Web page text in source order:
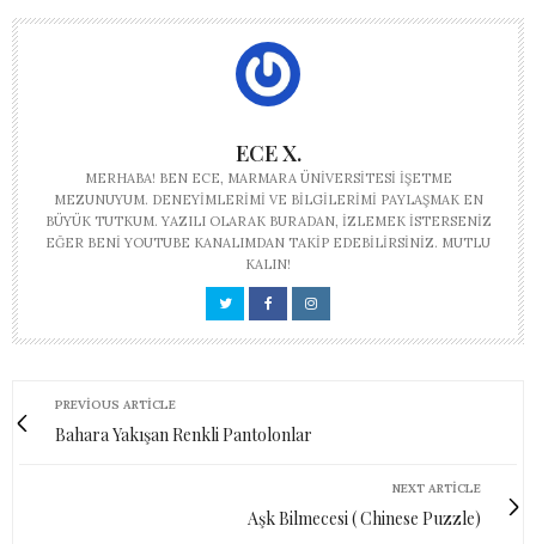
ECE X.
MERHABA! BEN ECE, MARMARA ÜNIVERSITESI İŞETME
MEZUNUYUM. DENEYIMLERIMI VE BILGILERIMI PAYLAŞMAK EN
BÜYÜK TUTKUM. YAZILI OLARAK BURADAN, IZLEMEK ISTERSENIZ
EĞER BENI YOUTUBE KANALIMDAN TAKIP EDEBILIRSINIZ. MUTLU
KALIN!
PREVIOUS ARTICLE
Bahara Yakışan Renkli Pantolonlar
NEXT ARTICLE
Aşk Bilmecesi ( Chinese Puzzle)